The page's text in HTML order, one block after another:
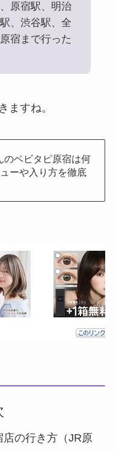
原宿駅、明治
、渋谷駅、全
宿まで行った
ますね。
のベビタピ原宿は何
ーや入り方を徹底
の行き方（JR原